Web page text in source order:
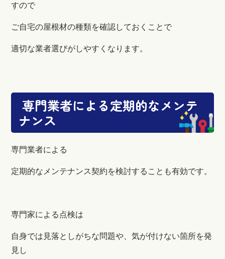
すので
ご自宅の屋根材の種類を確認しておくことで
適切な業者選びがしやすくなります。
専門業者による定期的なメンテ
ナンス
専門業者による
定期的なメンテナンス契約を検討することも有効です。
専門家による点検は
自身では見落としがちな問題や、気が付けない箇所を発
見し